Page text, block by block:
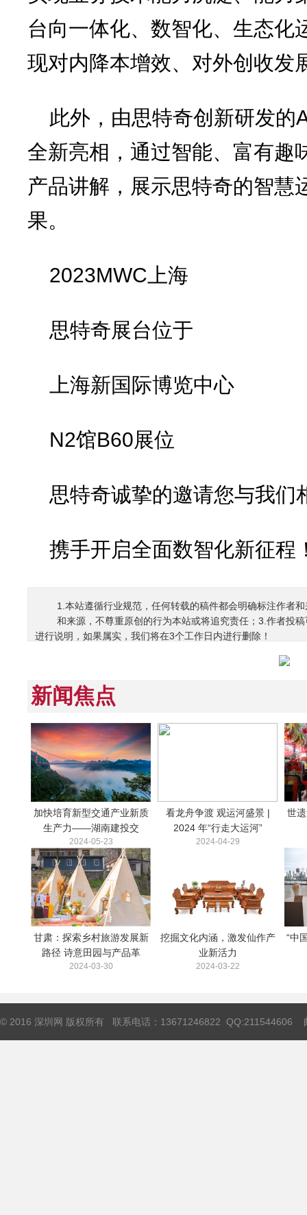
台向一体化、数智化、生态化
现对内降本增效、对外创收发
此外，由思特奇创新研发的
全新亮相，通过智能、富有趣
产品讲解，展示思特奇的智慧
果。
2023MWC上海
思特奇展台位于
上海新国际博览中心
N2馆B60展位
思特奇诚挚的邀请您与我们
携手开启全面数智化新征程
1.本站遵循行业规范，任何转载的稿件都会明确标注作者
和来源，不尊重原创的行为本站或将追究责任；3.作者投
进行说明，如果属实，我们将在3个工作日内进行删除！
新闻焦点
加快培育新型交通产业新质
生产力——湖南建投交
2024-05-23
看龙舟争渡 观运河盛景 |
2024 年“行走大运河”
2024-04-29
世
甘肃：探索乡村旅游发展新
路径 诗意田园与产品革
2024-03-30
挖掘文化内涵，激发仙作产
业新活力
2024-03-22
“中
© 2016 深圳网 版权所有 联系电话：13671246822 QQ:211544606